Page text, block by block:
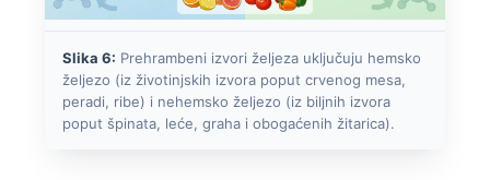
Slika 6: Prehrambeni izvori željeza uključuju hemsko
željezo (iz životinjskih izvora poput crvenog mesa,
peradi, ribe) i nehemsko željezo (iz biljnih izvora
poput špinata, leće, graha i obogaćenih žitarica).
Slovenčina
كوردی‎
پښتو